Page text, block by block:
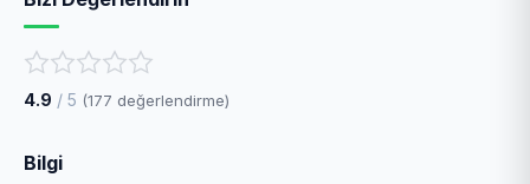
4.9 / 5 (177 değerlendirme)
Bilgi